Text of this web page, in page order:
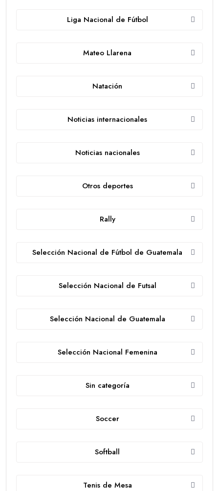
Liga Nacional de Fútbol
Mateo Llarena
Natación
Noticias internacionales
Noticias nacionales
Otros deportes
Rally
Selección Nacional de Fútbol de Guatemala
Selección Nacional de Futsal
Selección Nacional de Guatemala
Selección Nacional Femenina
Sin categoría
Soccer
Softball
Tenis de Mesa